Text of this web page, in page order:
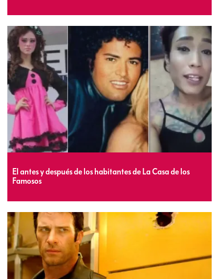
El antes y después de los habitantes de La Casa de los
Famosos